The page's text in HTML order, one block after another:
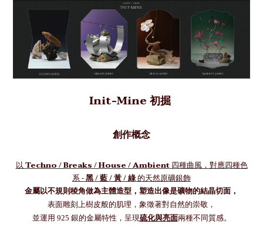
Init-Mine 初掘
創作概念
以Techno / Breaks / House / Ambient 四種曲風， 對應四種色
系 -黑 / 藍 / 黃 / 綠的天然原礦銀飾
金屬以不規則稜角做為主體造型，塑造出像是礦物的結晶切面，
表面雕刻上樹皮般的肌理，象徵著對自然的崇敬，
並運用 925 銀的金屬特性，呈現硫化與亮面兩種不同質感。